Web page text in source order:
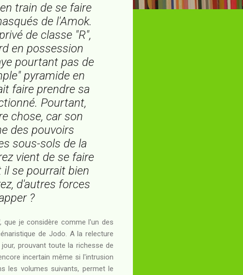
train de se faire
de l'Amok.
de classe "R",
en possession
pourtant pas de
pyramide en
faire prendre sa
Pourtant,
chose, car son
des pouvoirs
sous-sols de la
vient de se faire
se pourrait bien
d'autres forces
?
, que je considère comme l'un des
de Jodo. A la relecture
prouvant toute la richesse de
incertain même si l'intrusion
les volumes suivants, permet le